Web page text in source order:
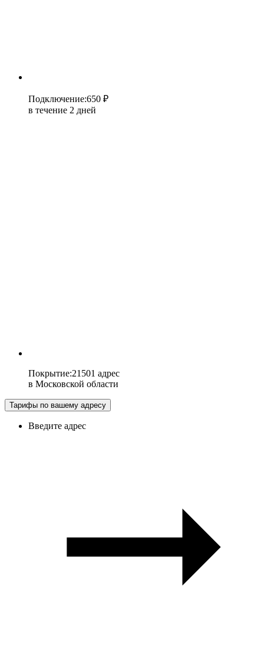
Подключение:650 ₽
в течение 2 дней
Покрытие:21501 адрес
в Московской области
Тарифы по вашему адресу
Введите адрес